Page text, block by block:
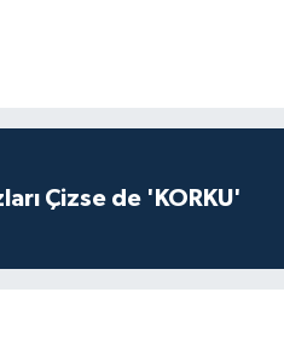
Çizse de 'KORKU'